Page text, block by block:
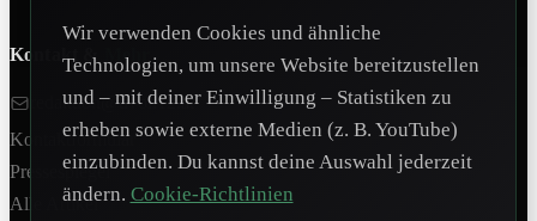
Kontakt & Mehr
redaktion@tivoli12.at
Kontaktformular
Pressespiegel
Alle Artikel
Wir verwenden Cookies und ähnliche
Technologien, um unsere Website bereitzustellen
und – mit deiner Einwilligung – Statistiken zu
erheben sowie externe Medien (z. B. YouTube)
einzubinden. Du kannst deine Auswahl jederzeit
ändern. Cookie-Richtlinien